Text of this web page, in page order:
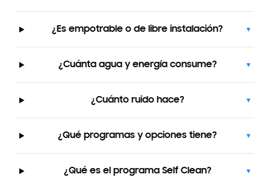
¿Es empotrable o de libre instalación? ▾
¿Cuánta agua y energía consume? ▾
¿Cuánto ruido hace? ▾
¿Qué programas y opciones tiene? ▾
¿Qué es el programa Self Clean? ▾